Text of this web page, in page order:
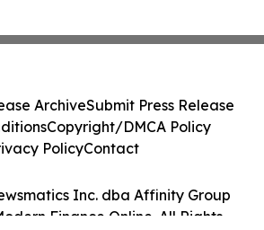
Inc. dba Affinity Group
Finance Online. All Rights
ArchiveSubmit Press Release
Copyright/DMCA Policy
PolicyContact